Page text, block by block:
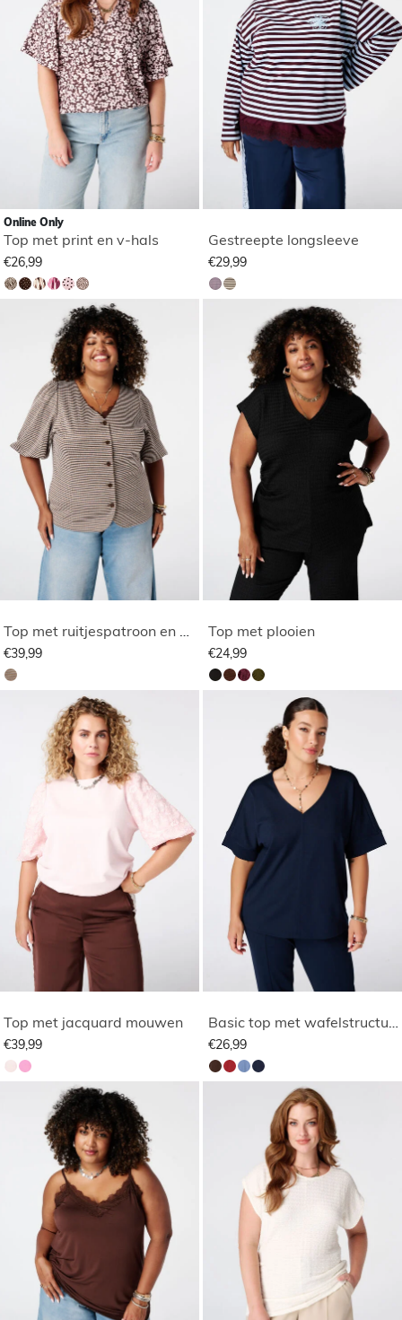
Online Only
Top met print en v-hals
€26,99
Gestreepte longsleeve
€29,99
Top met ruitjespatroon en pofmouwen
€39,99
Top met plooien
€24,99
Top met jacquard mouwen
€39,99
Basic top met wafelstructuur
€26,99